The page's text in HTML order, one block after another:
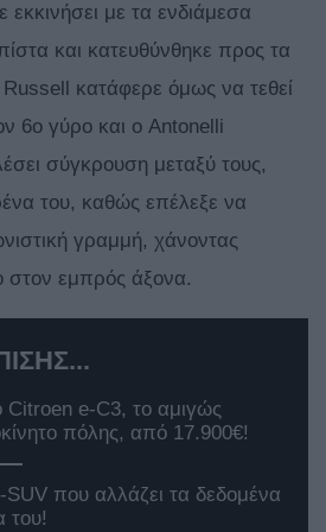
εκκινήσει με τα ενδιάμεσα
και κατευθύνθηκε προς τα
κατάφερε όμως να τεθεί
6ο γύρο και ο Antonelli
σύγκρουση μεταξύ τους,
του, καθώς επέλεξε να
γραμμή, χάνοντας
στον εμπρός άξονα.
Citroen e-C3, το αμιγώς
πόλης, από 17.900€!
SUV που αλλάζει τα δεδομένα
του!